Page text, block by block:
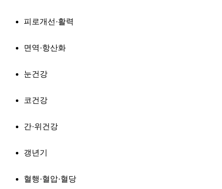
피로개선·활력
면역·항산화
눈건강
코건강
간·위건강
갱년기
혈행·혈압·혈당